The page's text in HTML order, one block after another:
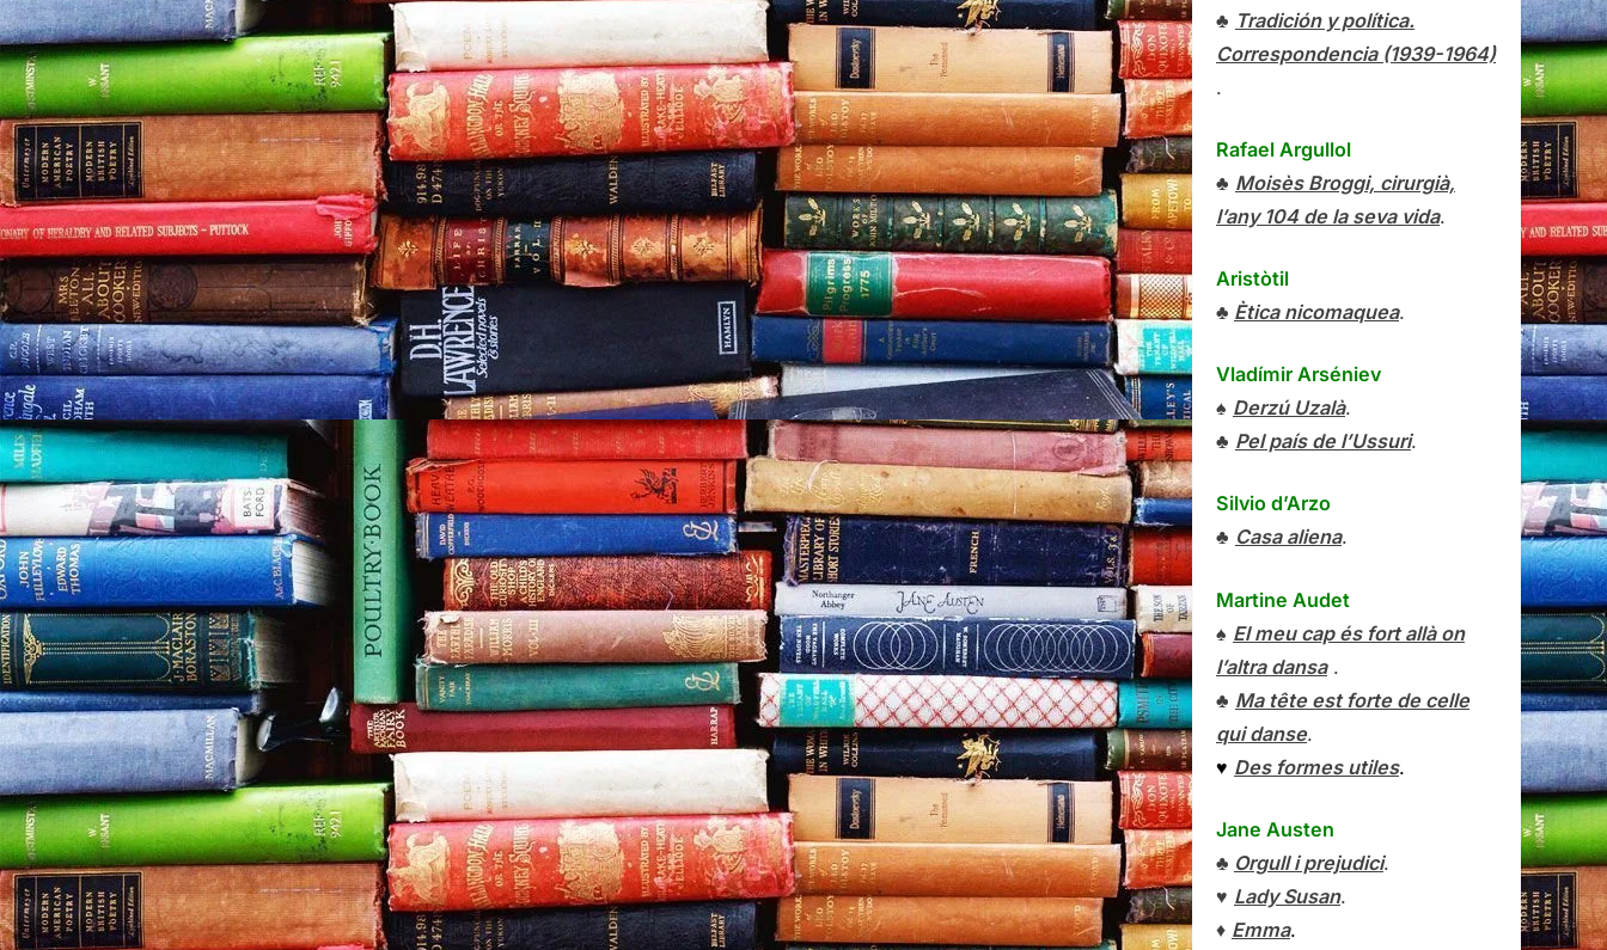
♣ Tradición y política.
Correspondencia (1939-1964)
.
Rafael Argullol
♣ Moisès Broggi, cirurgià,
l’any 104 de la seva vida.
Aristòtil
♣ Ètica nicomaquea.
Vladímir Arséniev
♠ Derzú Uzalà.
♣ Pel país de l’Ussuri.
Silvio d’Arzo
♣ Casa aliena.
Martine Audet
♠ El meu cap és fort allà on
l’altra dansa.
♣ Ma tête est forte de celle
qui danse.
♥ Des formes utiles.
Jane Austen
♣ Orgull i prejudici.
♥ Lady Susan.
♦ Emma.